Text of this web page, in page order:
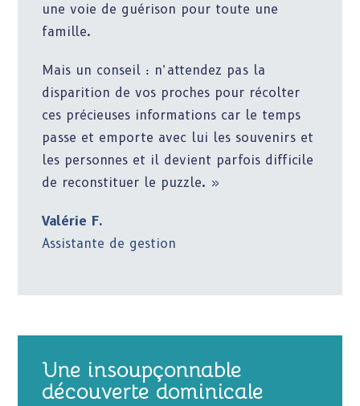
une voie de guérison pour toute une
famille.
Mais un conseil : n’attendez pas la
disparition de vos proches pour récolter
ces précieuses informations car le temps
passe et emporte avec lui les souvenirs et
les personnes et il devient parfois difficile
de reconstituer le puzzle. »
Valérie F.
Assistante de gestion
Une insoupçonnable
découverte dominicale